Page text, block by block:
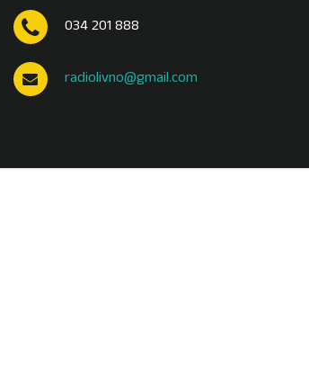
034 201 888
radiolivno@gmail.com